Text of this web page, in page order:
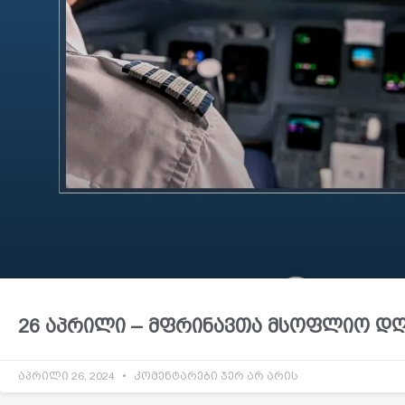
26 აპრილი – მფრინავთა მსოფლიო
აპრილი 26, 2024 კომენტარები ჯერ არ არის